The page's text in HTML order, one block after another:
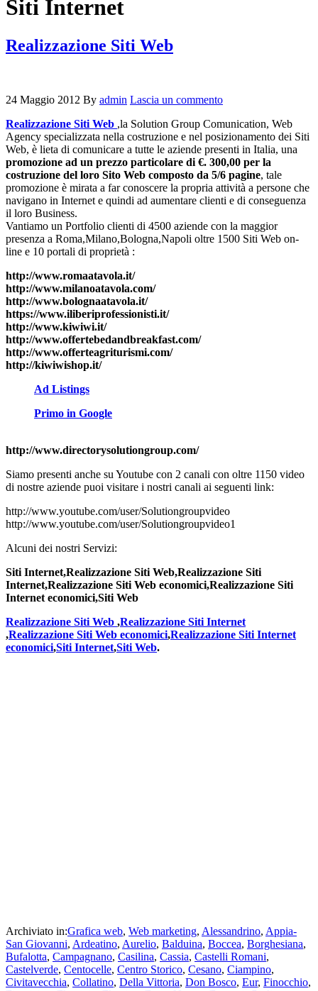
Siti Internet
Realizzazione Siti Web
24 Maggio 2012 By admin Lascia un commento
Realizzazione Siti Web ,la Solution Group Comunication, Web
Agency specializzata nella costruzione e nel posizionamento dei Siti
Web, è lieta di comunicare a tutte le aziende presenti in Italia, una
promozione ad un prezzo particolare di €. 300,00 per la
costruzione del loro Sito Web composto da 5/6 pagine, tale
promozione è mirata a far conoscere la propria attività a persone che
navigano in Internet e quindi ad aumentare clienti e di conseguenza
il loro Business.
Vantiamo un Portfolio clienti di 4500 aziende con la maggior
presenza a Roma,Milano,Bologna,Napoli oltre 1500 Siti Web on-
line e 10 portali di proprietà :
http://www.romaatavola.it/
http://www.milanoatavola.com/
http://www.bolognaatavola.it/
https://www.iliberiprofessionisti.it/
http://www.kiwiwi.it/
http://www.offertebedandbreakfast.com/
http://www.offerteagriturismi.com/
http://kiwiwishop.it/
Ad Listings
Primo in Google
http://www.directorysolutiongroup.com/
Siamo presenti anche su Youtube con 2 canali con oltre 1150 video
di nostre aziende puoi visitare i nostri canali ai seguenti link:
http://www.youtube.com/user/Solutiongroupvideo
http://www.youtube.com/user/Solutiongroupvideo1
Alcuni dei nostri Servizi:
Siti Internet,Realizzazione Siti Web,Realizzazione Siti
Internet,Realizzazione Siti Web economici,Realizzazione Siti
Internet economici,Siti Web
Realizzazione Siti Web ,Realizzazione Siti Internet
,Realizzazione Siti Web economici,Realizzazione Siti Internet
economici,Siti Internet,Siti Web.
Archiviato in:Grafica web, Web marketing, Alessandrino, Appia-
San Giovanni, Ardeatino, Aurelio, Balduina, Boccea, Borghesiana,
Bufalotta, Campagnano, Casilina, Cassia, Castelli Romani,
Castelverde, Centocelle, Centro Storico, Cesano, Ciampino,
Civitavecchia, Collatino, Della Vittoria, Don Bosco, Eur, Finocchio,